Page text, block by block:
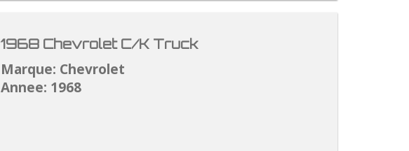
1968 Chevrolet C/K Truck
Marque: Chevrolet
Annee: 1968